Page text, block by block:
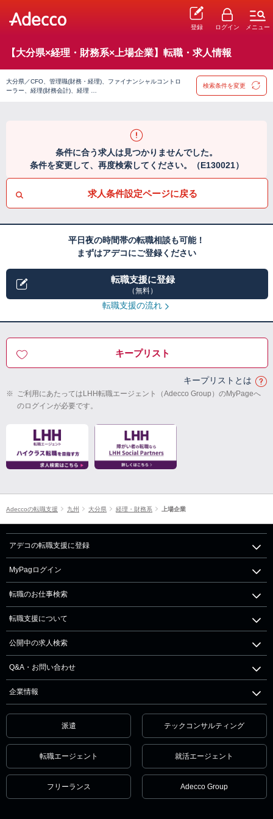
登録 ログイン メニュー
【大分県×経理・財務系×上場企業】転職・求人情報
大分県／CFO、管理職(財務・経理)、ファイナンシャルコントロ
ーラー、経理(財務会計)、経理 …
検索条件を変更
条件に合う求人は見つかりませんでした。
条件を変更して、再度検索してください。（E130021）
求人条件設定ページに戻る
平日夜の時間帯の転職相談も可能！
まずはアデコにご登録ください
転職支援に登録
（無料）
転職支援の流れ
キープリスト
キープリストとは
※ ご利用にあたってはLHH転職エージェント（Adecco Group）のMyPageへ
のログインが必要です。
Adeccoの転職支援 九州 大分県 経理・財務系 上場企業
アデコの転職支援に登録
MyPagログイン
転職のお仕事検索
転職支援について
公開中の求人検索
Q&A・お問い合わせ
企業情報
派遣 テックコンサルティング
転職エージェント 就活エージェント
フリーランス Adecco Group